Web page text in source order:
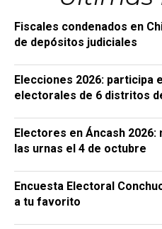
Fiscales condenados en
de depósitos judiciales
Elecciones 2026: participa
electorales de 6 distritos
Electores en Áncash 2026:
las urnas el 4 de octubre
Encuesta Electoral
a tu favorito